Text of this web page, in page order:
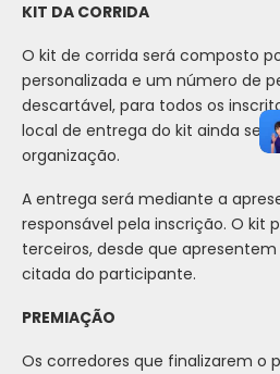
KIT DA CORRIDA
O kit de corrida será composto
personalizada e um número de
descartável, para todos os
local de entrega do kit ainda
organização.
A entrega será mediante a
responsável pela inscrição. O kit
terceiros, desde que
citada do participante.
PREMIAÇÃO
Os corredores que finalizarem o